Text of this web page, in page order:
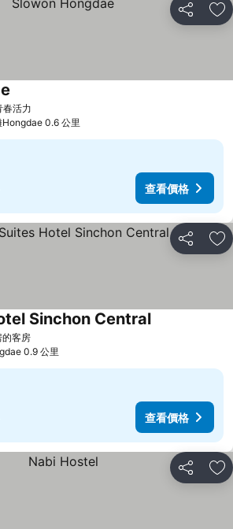
分享 放
春活力
Hongdae 0.6 公里
查看價格
分享 放
的客房查看價格
Sinchon Central查看價格
0.9 公里
查看價格
分享 放